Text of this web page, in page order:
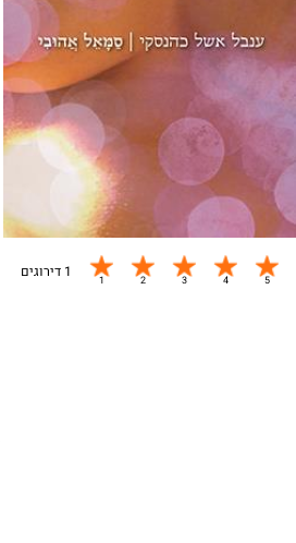
1 דירוגים